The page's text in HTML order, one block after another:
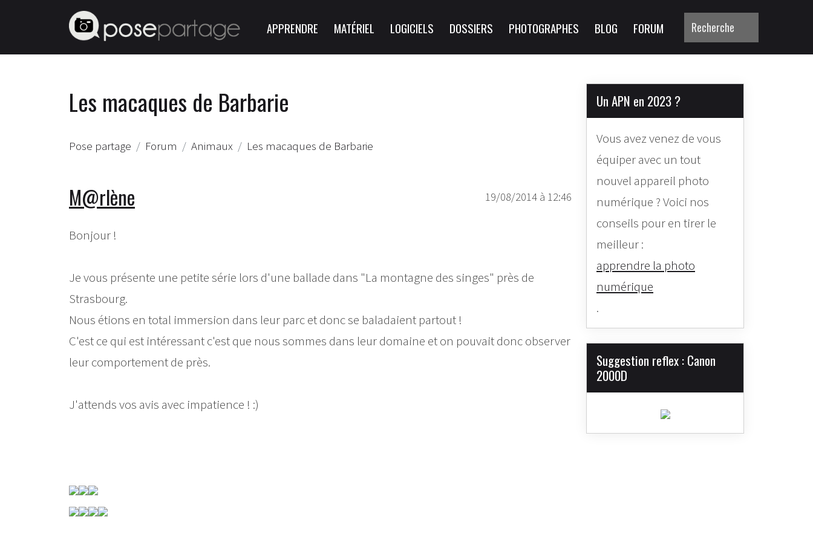
APPRENDRE MATÉRIEL LOGICIELS DOSSIERS PHOTOGRAPHES BLOG FORUM
Les macaques de Barbarie
Pose partage Forum Animaux Les macaques de Barbarie
19/08/2014 à 12:46
M@rlène
Bonjour !
Je vous présente une petite série lors d'une ballade dans "La montagne des singes" près de
Strasbourg.
Nous étions en total immersion dans leur parc et donc se baladaient partout !
C'est ce qui est intéressant c'est que nous sommes dans leur domaine et on pouvait donc observer
leur comportement de près.
J'attends vos avis avec impatience ! :)
Un APN en 2023 ?
Vous avez venez de vous
équiper avec un tout
nouvel appareil photo
numérique ? Voici nos
conseils pour en tirer le
meilleur :
apprendre la photo
numérique
.
Suggestion reflex : Canon
2000D